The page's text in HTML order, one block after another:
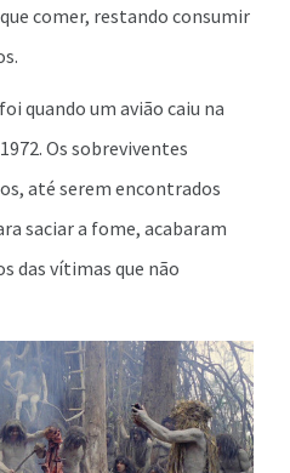
comer, restando consumir
quando um avião caiu na
Os sobreviventes
até serem encontrados
saciar a fome, acabaram
das vítimas que não